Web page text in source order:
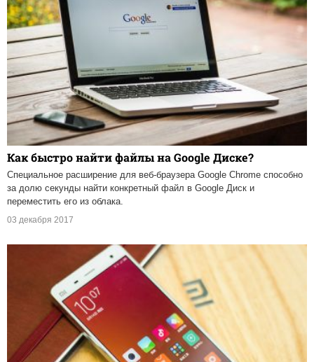
Как быстро найти файлы на Google Диске?
Специальное расширение для веб-браузера Google Chrome способно
за долю секунды найти конкретный файл в Google Диск и
переместить его из облака.
03 декабря 2017